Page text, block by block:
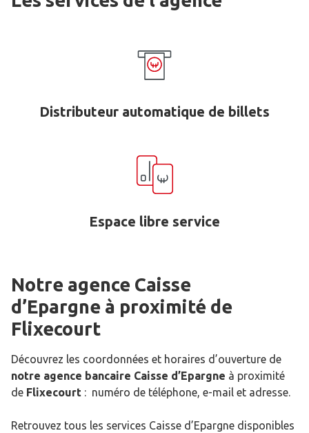
Distributeur automatique de billets
Espace libre service
Notre agence Caisse
d’Epargne à proximité de
Flixecourt
Découvrez les coordonnées et horaires d’ouverture de
notre agence bancaire Caisse d’Epargne à proximité
de Flixecourt : numéro de téléphone, e-mail et adresse.
Retrouvez tous les services Caisse d’Epargne disponibles